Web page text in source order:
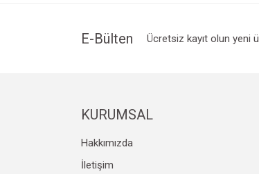
Ürün bilgilerinde hatalar bulunuyor.
E-Bülten Ücretsiz kayıt olun yeni
KURUMSAL
Hakkımızda
İletişim